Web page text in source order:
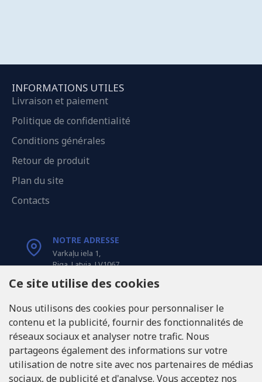
INFORMATIONS UTILES
Livraison et paiement
Politique de confidentialité
Conditions générales
Retour de produit
Plan du site
Contacts
NOTRE ADRESSE
Varkaļu iela 1,
Riga, Latvia, LV1067
Tel: +371 20371100
INFO@LUKONS.COM
Ce site utilise des cookies
Nous utilisons des cookies pour personnaliser le
contenu et la publicité, fournir des fonctionnalités de
réseaux sociaux et analyser notre trafic. Nous
partageons également des informations sur votre
utilisation de notre site avec nos partenaires de médias
sociaux, de publicité et d'analyse. Vous acceptez nos